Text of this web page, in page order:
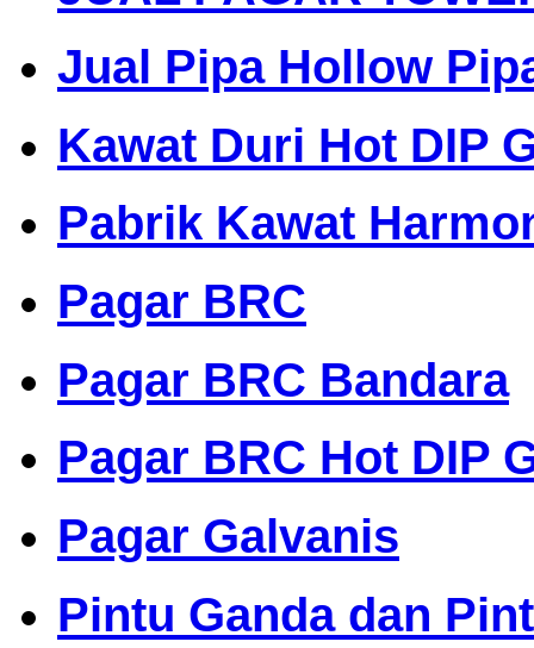
Jual Pipa Hollow
Kawat Duri Hot DIP
Pabrik Kawat
Pagar BRC
Pagar BRC Bandara
Pagar BRC Hot DIP
Pagar Galvanis
Pintu Ganda dan